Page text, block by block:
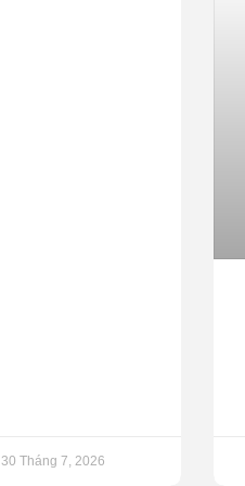
30 Tháng 7, 2026